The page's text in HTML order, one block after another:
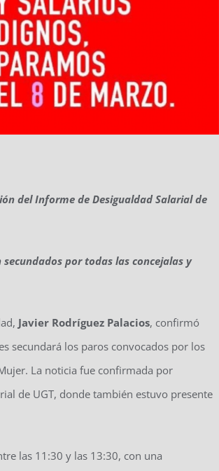
del Informe de Desigualdad Salarial de
por todas las concejalas y
Javier Rodríguez Palacios, confirmó
secundará los paros convocados por los
La noticia fue confirmada por
de UGT, donde también estuvo presente
las 11:30 y las 13:30, con una